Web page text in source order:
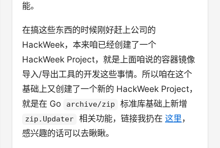
能。
在搞这些东西的时候刚好赶上公司的
HackWeek，本来咱已经创建了一个
HackWeek Project，就是上面咱说的容器镜像
导入/导出工具的开发这些事情。所以咱在这个
基础上又创建了一个新的 HackWeek Project，
就是在 Go
archive/zip 标准库基础上新增
zip.Updater 相关功能，链接我扔在这里，
感兴趣的话可以去瞅瞅。